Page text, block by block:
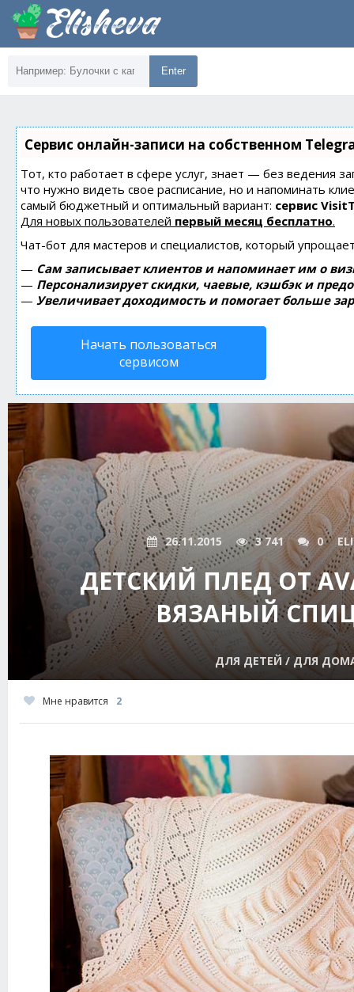
Enter
Сервис онлайн-записи на собственном
Тот, кто работает в сфере услуг, знает — без ведения
что нужно видеть свое расписание, но и напоминать
самый бюджетный и оптимальный вариант: сервис
Для новых пользователей первый месяц бесплатно.
Чат-бот для мастеров и специалистов, который
— Сам записывает клиентов и напоминает им о
— Персонализирует скидки, чаевые, кэшбэк и
— Увеличивает доходимость и помогает больше
Начать пользоваться
сервисом
26.11.2015 3 741 0
ДЕТСКИЙ ПЛЕД ОТ
ВЯЗАНЫЙ
ДЛЯ ДЕТЕЙ / ДЛЯ
Мне нравится 2